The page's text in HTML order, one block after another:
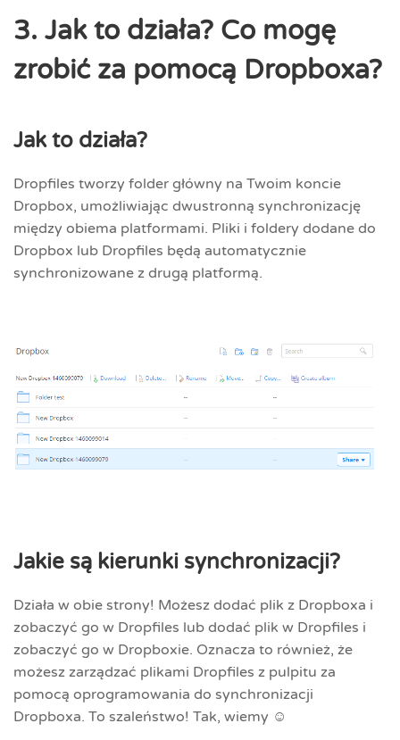
3. Jak to działa? Co mogę
zrobić za pomocą Dropboxa?
Jak to działa?
Dropfiles tworzy folder główny na Twoim koncie
Dropbox, umożliwiając dwustronną synchronizację
między obiema platformami. Pliki i foldery dodane do
Dropbox lub Dropfiles będą automatycznie
synchronizowane z drugą platformą.
Jakie są kierunki synchronizacji?
Działa w obie strony! Możesz dodać plik z Dropboxa i
zobaczyć go w Dropfiles lub dodać plik w Dropfiles i
zobaczyć go w Dropboxie. Oznacza to również, że
możesz zarządzać plikami Dropfiles z pulpitu za
pomocą oprogramowania do synchronizacji
Dropboxa. To szaleństwo! Tak, wiemy ☺